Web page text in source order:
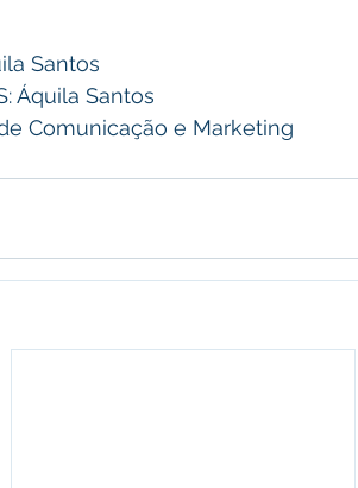
Santos
Áquila Santos
Comunicação e Marketing